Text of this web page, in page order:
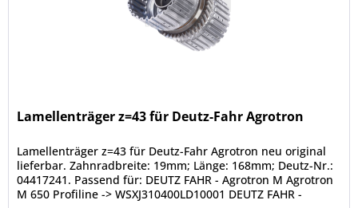
Lamellenträger z=43 für Deutz-Fahr Agrotron
Lamellenträger z=43 für Deutz-Fahr Agrotron neu original
lieferbar. Zahnradbreite: 19mm; Länge: 168mm; Deutz-Nr.:
04417241. Passend für: DEUTZ FAHR - Agrotron M Agrotron
M 650 Profiline -> WSXJ310400LD10001 DEUTZ FAHR -